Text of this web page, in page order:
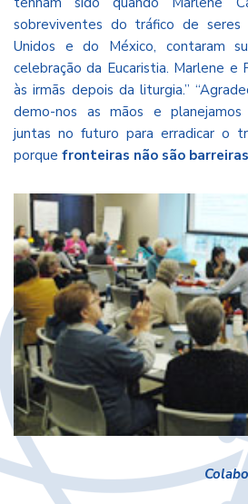
sobreviventes do tráfico de seres
Unidos e do México, contaram
celebração da Eucaristia. Marlene e
às irmãs depois da liturgia.”
demo-nos as mãos e planejamos
juntas no futuro para erradicar o
porque fronteiras não são barreiras